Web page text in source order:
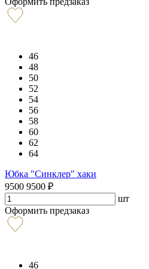
46
48
50
52
54
56
58
60
62
64
Юбка "Синклер" хаки
9500 9500 ₽
шт
Оформить предзаказ
46